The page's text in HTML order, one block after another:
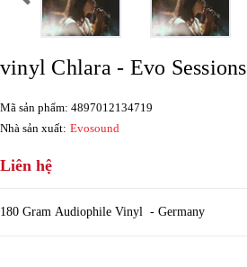
vinyl Chlara - Evo Sessions
Mã sản phẩm: 4897012134719
Nhà sản xuất: Evosound
Liên hệ
180 Gram Audiophile Vinyl - Germany